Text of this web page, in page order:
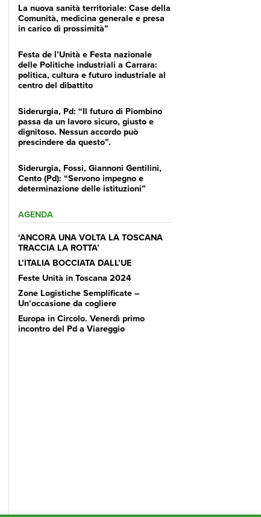
La nuova sanità territoriale: Case della
Comunità, medicina generale e presa
in carico di prossimità”
Festa de l’Unità e Festa nazionale
delle Politiche industriali a Carrara:
politica, cultura e futuro industriale al
centro del dibattito
Siderurgia, Pd: “Il futuro di Piombino
passa da un lavoro sicuro, giusto e
dignitoso. Nessun accordo può
prescindere da questo”.
Siderurgia, Fossi, Giannoni Gentilini,
Cento (Pd): “Servono impegno e
determinazione delle istituzioni”
AGENDA
‘ANCORA UNA VOLTA LA TOSCANA
TRACCIA LA ROTTA’
L’ITALIA BOCCIATA DALL’UE
Feste Unità in Toscana 2024
Zone Logistiche Semplificate –
Un’occasione da cogliere
Europa in Circolo. Venerdì primo
incontro del Pd a Viareggio